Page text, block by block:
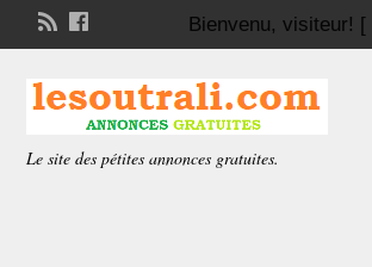
Bienvenu, visiteur! [
Le site des pétites annonces gratuites.